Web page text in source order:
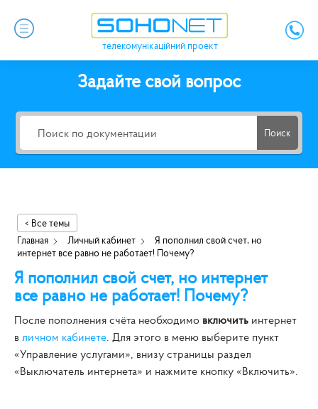
телекомунікаційний проект
Задайте свой вопрос
Поиск
< Все темы
Главная
Личный кабинет
Я пополнил свой счет, но
интернет все равно не работает! Почему?
Я пополнил свой счет, но интернет
все равно не работает! Почему?
После пополнения счёта необходимо включить интернет
в личном кабинете. Для этого в меню выберите пункт
«Управление услугами», внизу страницы раздел
«Выключатель интернета» и нажмите кнопку «Включить».